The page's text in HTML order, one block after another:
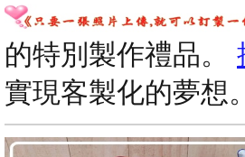
的特別製作禮品。
實現客製化的夢想。